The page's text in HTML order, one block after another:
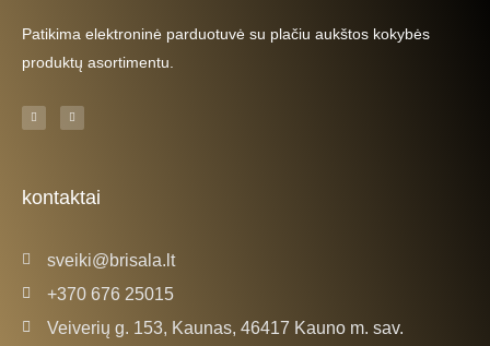
Patikima elektroninė parduotuvė su plačiu aukštos kokybės
produktų asortimentu.
F
a
c
-
f
I
n
s
m
kontaktai
sveiki@brisala.lt
+370 676 25015
Veiverių g. 153, Kaunas, 46417 Kauno m. sav.